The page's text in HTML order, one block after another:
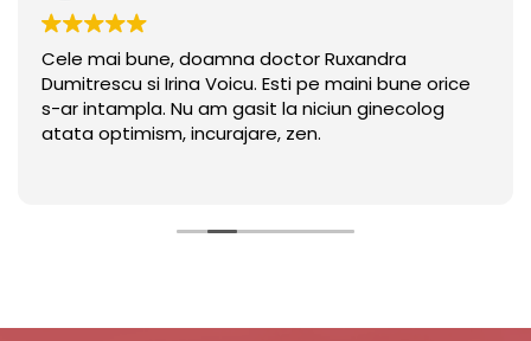
Cele mai bune, doamna doctor Ruxandra
Dumitrescu si Irina Voicu. Esti pe maini bune orice
s-ar intampla. Nu am gasit la niciun ginecolog
atata optimism, incurajare, zen.